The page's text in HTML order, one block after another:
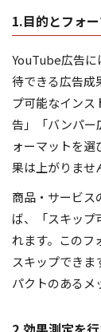
1.目的とフォ
YouTube広告に
待できる広告成
プ可能なインス
告」「バンパー
ォーマットを
果は上がりませ
商品・サービス
ば、「スキップ
れます。このフ
スキップできま
パクトのあるメ